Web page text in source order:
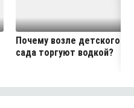
Почему возле детского
сада торгуют водкой?